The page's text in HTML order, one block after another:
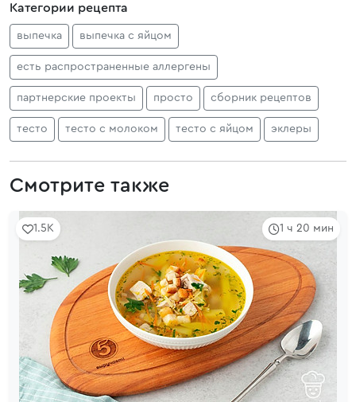
Категории рецепта
выпечка выпечка с яйцом
есть распространенные аллергены
партнерские проекты просто сборник рецептов
тесто тесто с молоком тесто с яйцом эклеры
Смотрите также
1 ч 20 мин
1.5K